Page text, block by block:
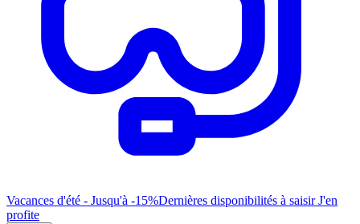
Vacances d'été - Jusqu'à -15%Dernières disponibilités à saisirJ'en
profite